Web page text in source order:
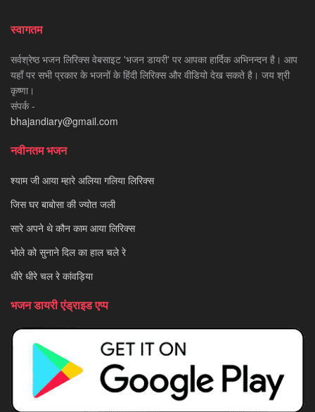
स्वागतम
सर्वश्रेष्ठ भजन लिरिक्स वेबसाइट 'भजन डायरी' पर आपका हार्दिक अभिनन्दन है। आप
यहाँ पर सभी प्रकार के भजनों के हिंदी लिरिक्स और वीडियो देख सकते है। जय श्री
कृष्णा।
संपर्क -
bhajandiary@gmail.com
नवीनतम भजन
श्याम जी आया म्हारे अलिया गलिया लिरिक्स
जिस घर बाबोसा की ज्योत जली
सारे अपने थे कौन काम आया लिरिक्स
भोले को सुनाने दिल का हाल चले रे
धीरे धीरे चल रे कांवड़िया
भजन डायरी एंड्राइड एप्प